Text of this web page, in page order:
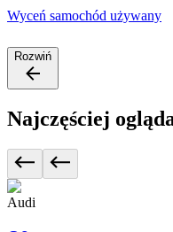
Wyceń samochód używany
Rozwiń
Najczęściej
Audi